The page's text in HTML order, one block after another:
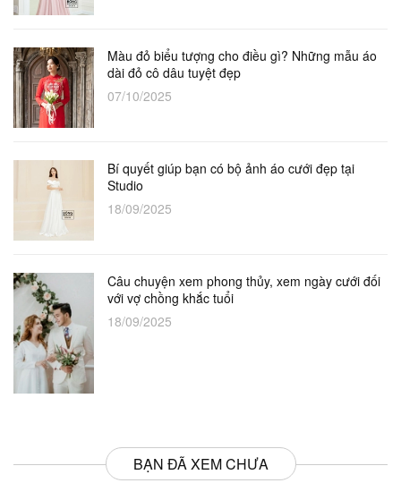
Màu đỏ biểu tượng cho điều gì? Những mẫu áo
dài đỏ cô dâu tuyệt đẹp
07/10/2025
Bí quyết giúp bạn có bộ ảnh áo cưới đẹp tại
Studio
18/09/2025
Câu chuyện xem phong thủy, xem ngày cưới đối
với vợ chồng khắc tuổi
18/09/2025
BẠN ĐÃ XEM CHƯA